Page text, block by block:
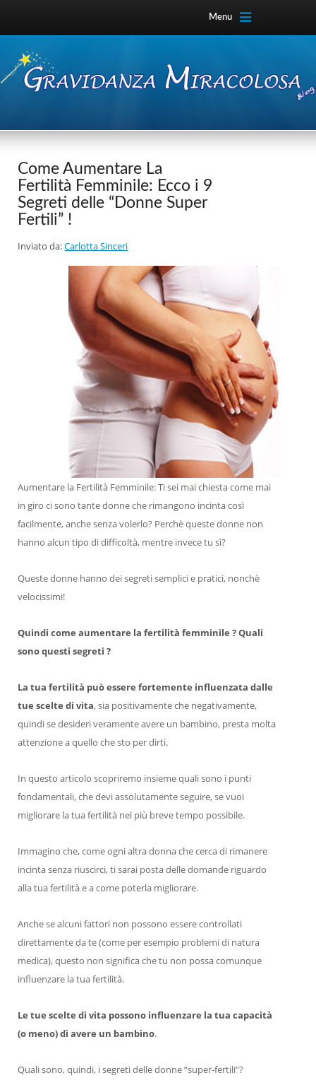
Menu
Come Aumentare La
Fertilità Femminile: Ecco i 9
Segreti delle “Donne Super
Fertili” !
Inviato da:Carlotta Sinceri
Aumentare la Fertilità Femminile: Ti sei mai chiesta come mai
in giro ci sono tante donne che rimangono incinta così
facilmente, anche senza volerlo? Perchè queste donne non
hanno alcun tipo di difficoltà, mentre invece tu sì?
Queste donne hanno dei segreti semplici e pratici, nonchè
velocissimi!
Quindi come aumentare la fertilità femminile ? Quali
sono questi segreti ?
La tua fertilità può essere fortemente influenzata dalle
tue scelte di vita, sia positivamente che negativamente,
quindi se desideri veramente avere un bambino, presta molta
attenzione a quello che sto per dirti.
In questo articolo scopriremo insieme quali sono i punti
fondamentali, che devi assolutamente seguire, se vuoi
migliorare la tua fertilità nel più breve tempo possibile.
Immagino che, come ogni altra donna che cerca di rimanere
incinta senza riuscirci, ti sarai posta delle domande riguardo
alla tua fertilità e a come poterla migliorare.
Anche se alcuni fattori non possono essere controllati
direttamente da te (come per esempio problemi di natura
medica), questo non significa che tu non possa comunque
influenzare la tua fertilità.
Le tue scelte di vita possono influenzare la tua capacità
(o meno) di avere un bambino.
Quali sono, quindi, i segreti delle donne “super-fertili”?